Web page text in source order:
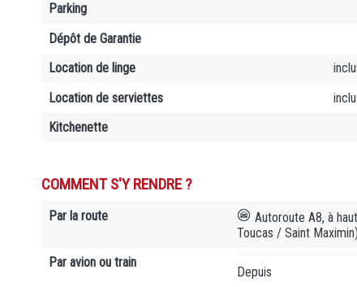
Parking
Dépôt de Garantie
Location de linge
Location de serviettes
Kitchenette
COMMENT S'Y RENDRE ?
Par la route
Autoroute A8, à
Toucas / Saint
Par avion ou train
Depuis